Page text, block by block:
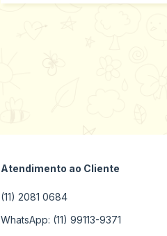
Atendimento ao Cliente
(11) 2081 0684
WhatsApp: (11) 99113-9371